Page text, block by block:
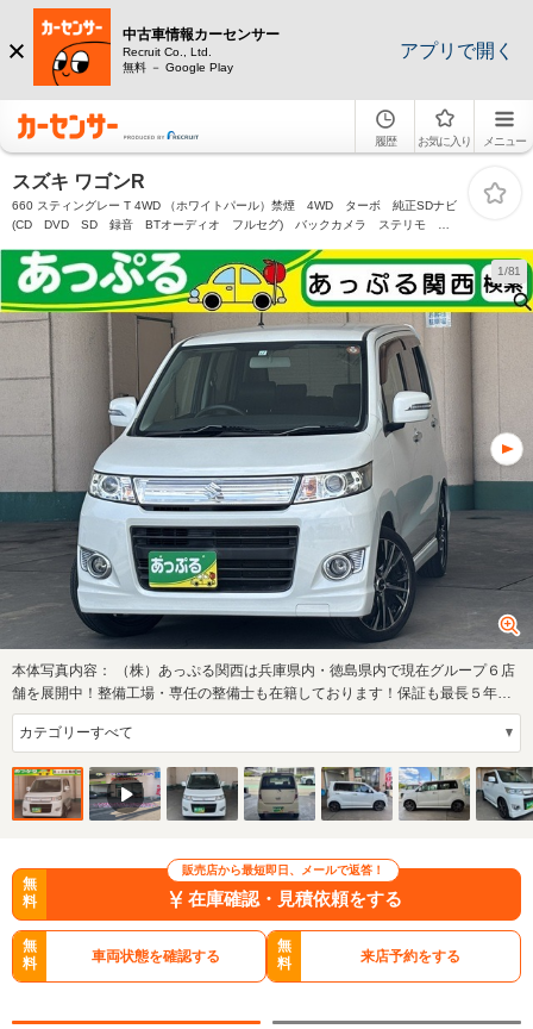
中古車情報カーセンサー
Recruit Co., Ltd.
無料 － Google Play
アプリで開く
履歴 お気に入り メニュー
スズキ ワゴンR
660 スティングレー T 4WD （ホワイトパール）禁煙 4WD ターボ 純正SDナビ
(CD DVD SD 録音 BTオーディオ フルセグ) バックカメラ ステリモ
インチアルミ
1/81
本体写真内容：
（株）あっぷる関西は兵庫県内・徳島県内で現在グループ６店
舗を展開中！整備工場・専任の整備士も在籍しております！保証も最長５年ま
でございま…
販売店から最短即日、メールで返答！
無
料
在庫確認・見積依頼をする
無
料
車両状態を確認する
無
料
来店予約をする